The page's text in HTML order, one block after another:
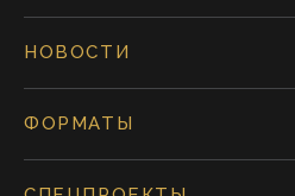
НОВОСТИ
ФОРМАТЫ